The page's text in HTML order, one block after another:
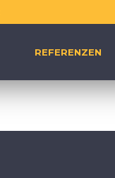
REFERENZEN